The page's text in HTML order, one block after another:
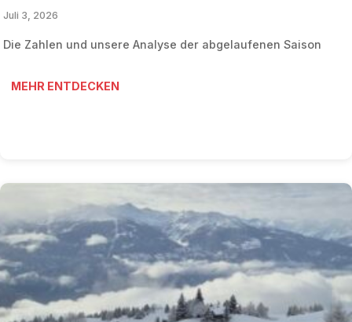
Juli 3, 2026
Die Zahlen und unsere Analyse der abgelaufenen Saison
MEHR ENTDECKEN